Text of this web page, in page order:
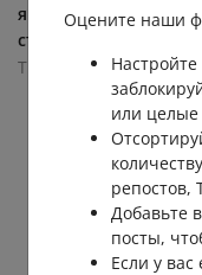
я прихожу» Новый
становится всё более...
Тихие Радости Зла
179.6К 0.1К
Оцените наши
или целые
репостов,
Добавьте
посты,
Если у